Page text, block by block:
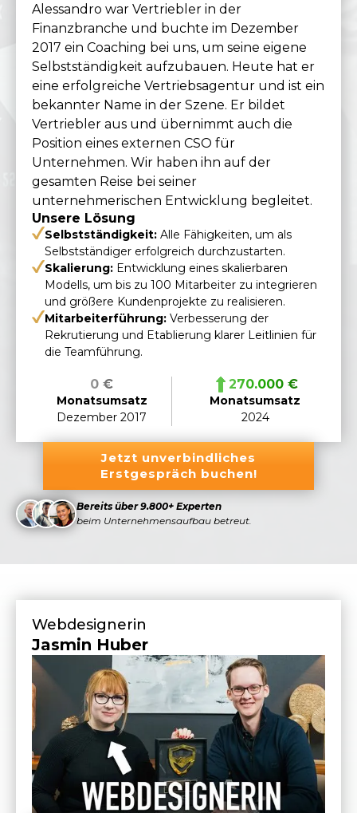
Alessandro war Vertriebler in der
Finanzbranche und buchte im Dezember
2017 ein Coaching bei uns, um seine eigene
Selbstständigkeit aufzubauen. Heute hat er
eine erfolgreiche Vertriebsagentur und ist ein
bekannter Name in der Szene. Er bildet
Vertriebler aus und übernimmt auch die
Position eines externen CSO für
Unternehmen. Wir haben ihn auf der
gesamten Reise bei seiner
unternehmerischen Entwicklung begleitet.
Unsere Lösung
Selbstständigkeit: Alle Fähigkeiten, um als
Selbstständiger erfolgreich durchzustarten.
Skalierung: Entwicklung eines skalierbaren
Modells, um bis zu 100 Mitarbeiter zu integrieren
und größere Kundenprojekte zu realisieren.
Mitarbeiterführung: Verbesserung der
Rekrutierung und Etablierung klarer Leitlinien für
die Teamführung.
0 €
Monatsumsatz
Dezember 2017
270.000 €
Monatsumsatz
2024
Jetzt unverbindliches
Erstgespräch buchen!
Bereits über 9.800+ Experten
beim Unternehmensaufbau betreut.
Webdesignerin
Jasmin Huber